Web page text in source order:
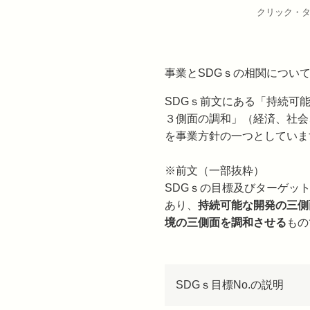
クリック・
事業とSDGｓの相関につい
SDGｓ前文にある「持続可
３側面の調和」（経済、社
を事業方針の一つとしてい
※前文（一部抜粋）
SDGｓの目標及びターゲッ
あり、 持続可能な開発の三
境の三側面を調和させる も
SDGｓ目標No.の説明